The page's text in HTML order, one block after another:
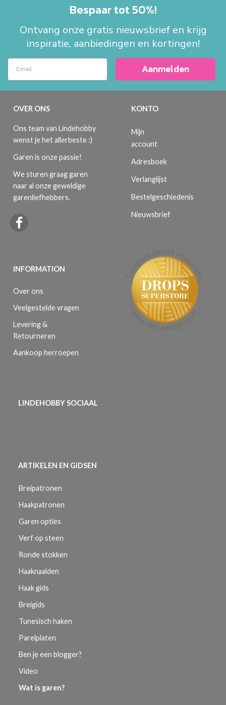
Bespaar tot 50%!
Ontvang onze gratis nieuwsbrief en krijg
inspiratie, aanbiedingen en kortingen!
Aanmelden
OVER ONS
Ons team van Lindehobby
wenst je het allerbeste :)
Garen is onze passie!
We sturen graag garen
naar al onze geweldige
garenliefhebbers.
INFORMATION
Over ons
Veelgestelde vragen
Levering &
Retourneren
Aankoop herroepen
KONTO
Mijn
account
Adresboek
Verlanglijst
Bestelgeschiedenis
Nieuwsbrief
LINDEHOBBY SOCIAAL
ARTIKELEN EN GIDSEN
Breipatronen
Haakpatronen
Garen opties
Verf op steen
Ronde stokken
Haaknaalden
Haak gids
Breigids
Tunesisch haken
Parelplaten
Ben je een blogger?
Video
Wat is garen?